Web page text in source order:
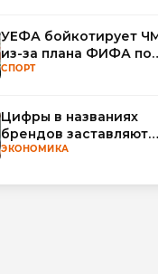
УЕФА бойкотирует
из-за плана ФИФА по
привлечению частных
СПОРТ
Цифры в названиях
брендов заставляют
нас ожидать более
ЭКОНОМИКА